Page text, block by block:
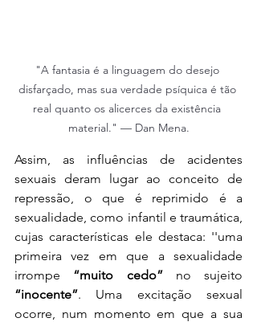
"A fantasia é a linguagem do desejo
disfarçado, mas sua verdade psíquica é tão
real quanto os alicerces da existência
material." — Dan Mena.
Assim, as influências de acidentes
sexuais deram lugar ao conceito de
repressão, o que é reprimido é a
sexualidade, como infantil e traumática,
cujas características ele destaca: ''uma
primeira vez em que a sexualidade
irrompe “muito cedo”
“inocente”. Uma excitação sexual
ocorre, num momento em que a sua